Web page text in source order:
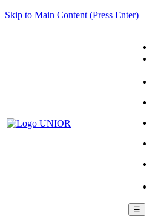
Skip to Main Content (Press Enter)
☰